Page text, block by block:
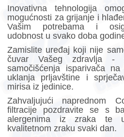
Inovativna tehnologija
mogućnosti za grijanje i
Vašim potrebama i
udobnost u svako doba
Zamislite uređaj koji nije
čuvar Vašeg zdravlja -
samočišćenja isparivača
uklanja prljavštine i
mirisa iz jedinice.
Zahvaljujući naprednom
filtracije pozdravite se s
alergenima iz zraka te
kvalitetnom zraku svaki dan.